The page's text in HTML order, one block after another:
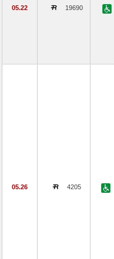
05.22 19690
05.26 4205